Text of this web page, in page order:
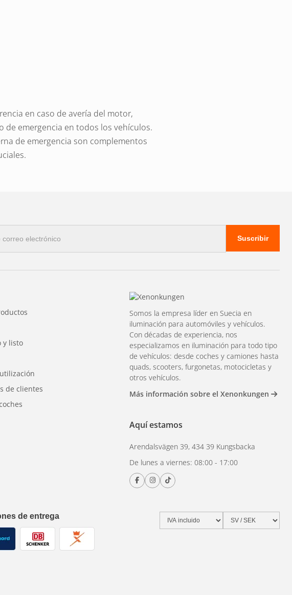
en caso de avería del motor,
de emergencia en todos los vehículos.
de emergencia son complementos
es crucial. Un chaleco reflectante lo
detrás del automóvil advierte
a inspeccionar los daños y
una zona segura alrededor de tu
Suscribir
y listo
de clientes
Somos la empresa líder en Suecia en
iluminación para automóviles y vehículos.
Con décadas de experiencia, nos
especializamos en iluminación para todo tipo
de vehículos: desde coches y camiones hasta
quads, scooters, furgonetas, motocicletas y
otros vehículos.
Más información sobre el Xenonkungen
Aquí estamos
Arendalsvägen 39, 434 39 Kungsbacka
De lunes a viernes: 08:00 - 17:00
de entrega